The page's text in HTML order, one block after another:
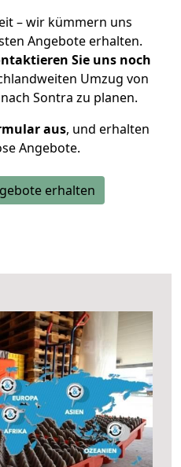
– wir kümmern uns
Angebote erhalten.
Sie uns noch
Umzug von
Sontra zu planen.
aus, und erhalten
Angebote.
erhalten